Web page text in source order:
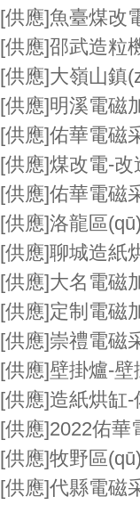
[供應]魚臺煤改
[供應]邵武造粒
[供應]大嶺山鎮
[供應]明溪電磁
[供應]佑華電磁
[供應]煤改電-改
[供應]佑華電磁
[供應]洛龍區
[供應]聊城造紙
[供應]大名電磁
[供應]定制電磁
[供應]崇禮電磁
[供應]壁掛爐-壁
[供應]造紙烘缸-
[供應]2022佑華
[供應]牧野區
[供應]代縣電磁